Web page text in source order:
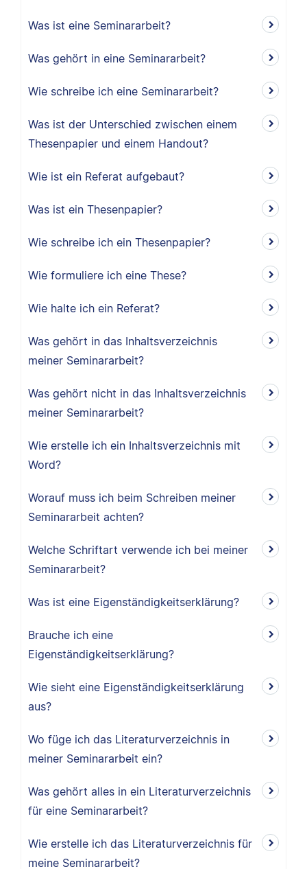
Was ist eine Seminararbeit?
Was gehört in eine Seminararbeit?
Wie schreibe ich eine Seminararbeit?
Was ist der Unterschied zwischen einem
Thesenpapier und einem Handout?
Wie ist ein Referat aufgebaut?
Was ist ein Thesenpapier?
Wie schreibe ich ein Thesenpapier?
Wie formuliere ich eine These?
Wie halte ich ein Referat?
Was gehört in das Inhaltsverzeichnis
meiner Seminararbeit?
Was gehört nicht in das Inhaltsverzeichnis
meiner Seminararbeit?
Wie erstelle ich ein Inhaltsverzeichnis mit
Word?
Worauf muss ich beim Schreiben meiner
Seminararbeit achten?
Welche Schriftart verwende ich bei meiner
Seminararbeit?
Was ist eine Eigenständigkeitserklärung?
Brauche ich eine
Eigenständigkeitserklärung?
Wie sieht eine Eigenständigkeitserklärung
aus?
Wo füge ich das Literaturverzeichnis in
meiner Seminararbeit ein?
Was gehört alles in ein Literaturverzeichnis
für eine Seminararbeit?
Wie erstelle ich das Literaturverzeichnis für
meine Seminararbeit?